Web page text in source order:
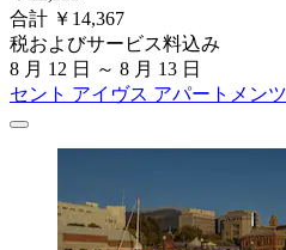
合計 ￥14,367
税およびサービス料込み
8 月 12 日 ～ 8 月 13 日
セント アイヴス アパートメンツ